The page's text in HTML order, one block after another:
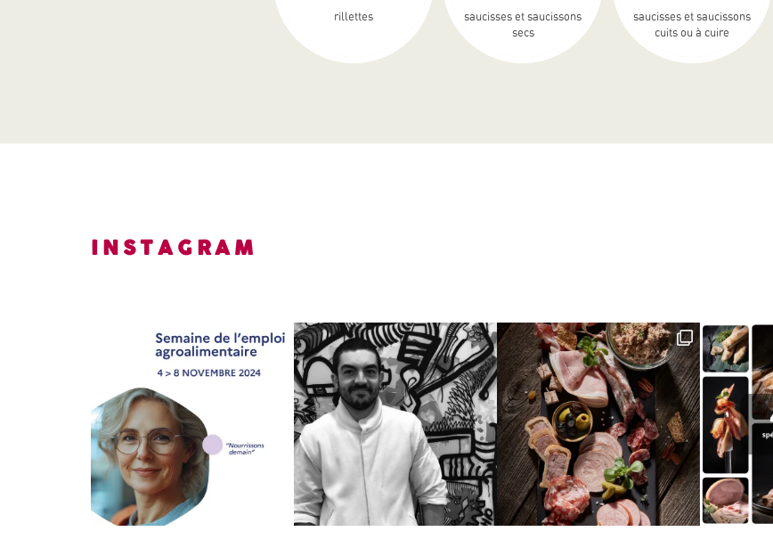
rillettes
saucisses et saucissons
secs
saucisses et saucissons
cuits ou à cuire
INSTAGRAM